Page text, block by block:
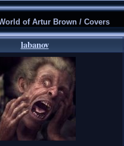
of Artur Brown / Covers
labanov